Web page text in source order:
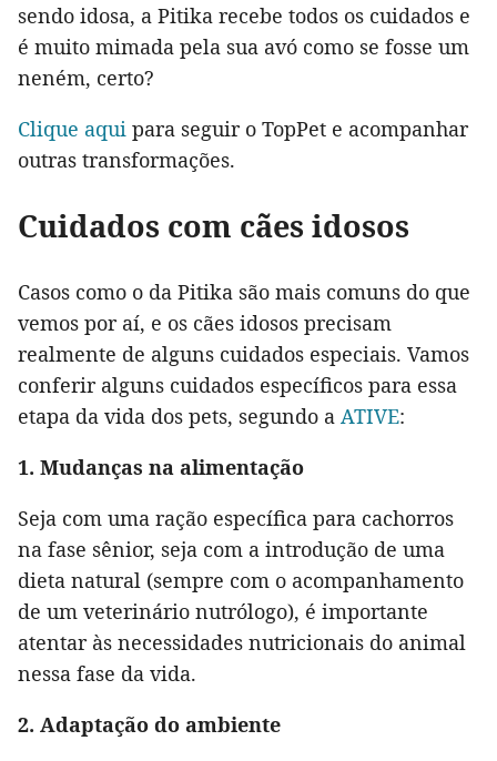
sendo idosa, a Pitika recebe todos os cuidados e
é muito mimada pela sua avó como se fosse um
neném, certo?
Clique aqui para seguir o TopPet e acompanhar
outras transformações.
Cuidados com cães idosos
Casos como o da Pitika são mais comuns do que
vemos por aí, e os cães idosos precisam
realmente de alguns cuidados especiais. Vamos
conferir alguns cuidados específicos para essa
etapa da vida dos pets, segundo a ATIVE:
1. Mudanças na alimentação
Seja com uma ração específica para cachorros
na fase sênior, seja com a introdução de uma
dieta natural (sempre com o acompanhamento
de um veterinário nutrólogo), é importante
atentar às necessidades nutricionais do animal
nessa fase da vida.
2. Adaptação do ambiente